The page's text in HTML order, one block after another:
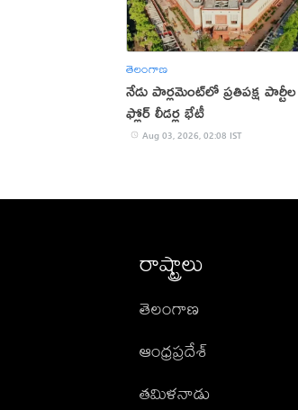
తెలంగాణ
నేడు పార్లమెంట్​లో ప్రతిపక్ష పార్టీల
ఫ్లోర్ లీడర్ల భేటీ
Aug 03, 2026, 02:08 IST
రాష్ట్రాలు
తెలంగాణ
ఆంధ్రప్రదేశ్
తమిళనాడు